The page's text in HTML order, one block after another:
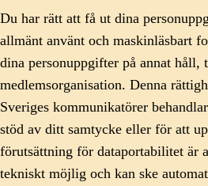
Du har rätt att få ut dina
allmänt använt och maskinläsbart
dina personuppgifter på annat håll,
medlemsorganisation. Denna
Sveriges kommunikatörer
stöd av ditt samtycke eller för att
förutsättning för dataportabilitet är
tekniskt möjlig och kan ske